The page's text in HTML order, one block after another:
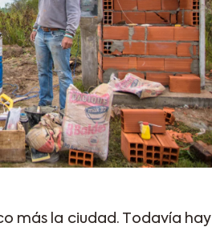
más la ciudad. Todavía hay